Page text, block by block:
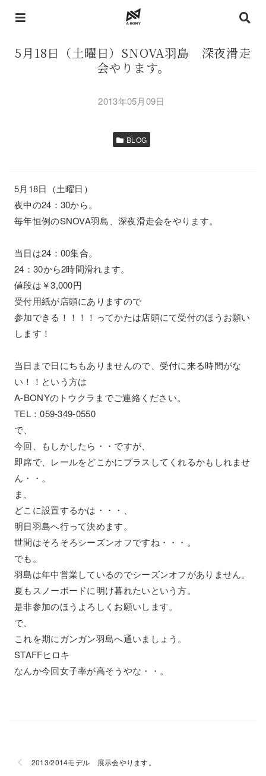
5月18日（土曜日）SNOVA羽島 深夜滑走
会やります。
2013年05月09日
BLOG
5月18日（土曜日）
夜中の24：30から。
毎年恒例のSNOVA羽島、深夜滑走会をやります。
当日は24：00集合。
24：30から2時間滑れます。
値段は￥3,000円
受付用紙が店頭にありますので
参加できる！！！！ってかたは店頭にて受付のほうお願い
します！
当日まで日にちもありませんので、受付に来る時間がな
い！！という方は
A-BONYのトウクラまでご連絡ください。
TEL：059-349-0550
で、
今回、もしかしたら・・ですが、
即席で、レールをどこかにプラスしてくれるかもしれませ
ん・・。
ま、
どこに設置するかは・・・、
明日羽島へ行って決めます。
世間はそろそろシーズンオフですね・・・。
でも。
羽島は年中営業しているのでシーズンオフがありません。
夏もスノーボードに明け暮れたいという方。
是非参加のほうよろしくお願いします。
で、
これを期にガンガン羽島へ通いましょう。
STAFFヒロキ
なんか今回女子率が高そうやな・・。
2013/2014モデル 展示会やります。